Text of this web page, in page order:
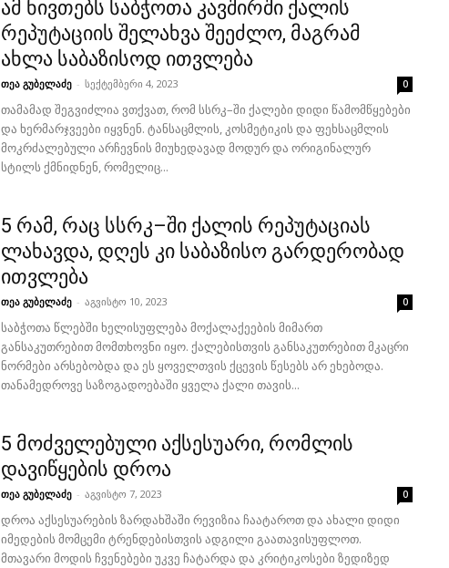
ამ ნივთებს საბჭოთა კავშირში ქალის
რეპუტაციის შელახვა შეეძლო, მაგრამ
ახლა საბაზისოდ ითვლება
თეა გუბელაძე - სექტემბერი 4, 2023 0
თამამად შეგვიძლია ვთქვათ, რომ სსრკ–ში ქალები დიდი წამომწყებები
და ხერმარჯვეები იყვნენ. ტანსაცმლის, კოსმეტიკის და ფეხსაცმლის
მოკრძალებული არჩევნის მიუხედავად მოდურ და ორიგინალურ
სტილს ქმნიდნენ, რომელიც...
5 რამ, რაც სსრკ–ში ქალის რეპუტაციას
ლახავდა, დღეს კი საბაზისო გარდერობად
ითვლება
თეა გუბელაძე - აგვისტო 10, 2023 0
საბჭოთა წლებში ხელისუფლება მოქალაქეების მიმართ
განსაკუთრებით მომთხოვნი იყო. ქალებისთვის განსაკუთრებით მკაცრი
ნორმები არსებობდა და ეს ყოველთვის ქცევის წესებს არ ეხებოდა.
თანამედროვე საზოგადოებაში ყველა ქალი თავის...
5 მოძველებული აქსესუარი, რომლის
დავიწყების დროა
თეა გუბელაძე - აგვისტო 7, 2023 0
დროა აქსესუარების ზარდახშაში რევიზია ჩაატაროთ და ახალი დიდი
იმედების მომცემი ტრენდებისთვის ადგილი გაათავისუფლოთ.
მთავარი მოდის ჩვენებები უკვე ჩატარდა და კრიტიკოსები ზედიზედ